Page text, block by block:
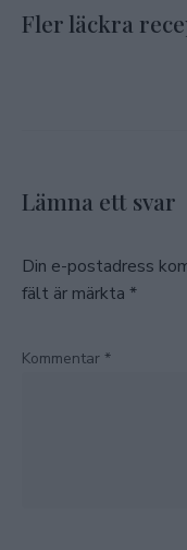
Fler läckra
Lämna ett svar
Din e-postadress
fält är märkta *
Kommentar *